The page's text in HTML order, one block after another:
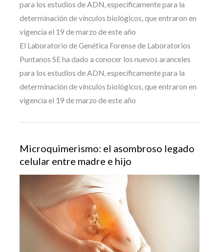
para los estudios de ADN, específicamente para la
determinación de vínculos biológicos, que entraron en
vigencia el 19 de marzo de este año
El Laboratorio de Genética Forense de Laboratorios
Puntanos SE ha dado a conocer los nuevos aranceles
para los estudios de ADN, específicamente para la
determinación de vínculos biológicos, que entraron en
vigencia el 19 de marzo de este año
Microquimerismo: el asombroso legado
celular entre madre e hijo